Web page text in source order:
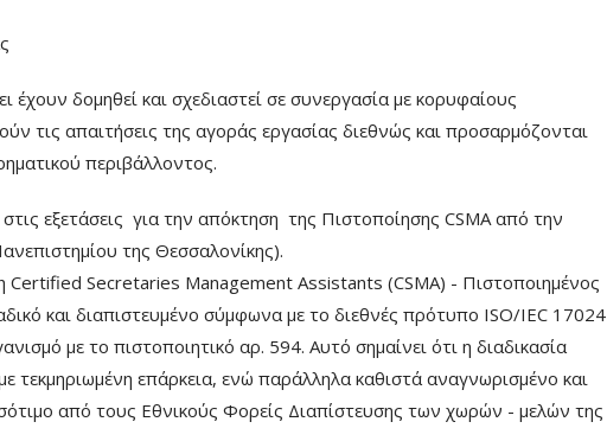
δομηθεί και σχεδιαστεί σε συνεργασία με κορυφαίους
τις απαιτήσεις της αγοράς εργασίας διεθνώς και προσαρμόζονται
περιβάλλοντος.
εξετάσεις για την απόκτηση της Πιστοποίησης CSMA από την
της Θεσσαλονίκης).
Certified Secretaries Management Assistants (CSMA) - Πιστοποιημένος
και διαπιστευμένο σύμφωνα με το διεθνές πρότυπο ISO/IEC 17024
με το πιστοποιητικό αρ. 594. Αυτό σημαίνει ότι η διαδικασία
τεκμηριωμένη επάρκεια, ενώ παράλληλα καθιστά αναγνωρισμένο και
από τους Εθνικούς Φορείς Διαπίστευσης των χωρών - μελών της